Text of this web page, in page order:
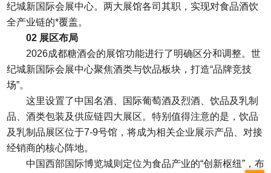
纪城新国际会展中心。两大展馆各司其职，实现对食品酒饮
全产业链的*覆盖。
02 展区布局
2026成都糖酒会的展馆功能进行了明确区分和调整。世
纪城新国际会展中心聚焦酒类与饮品板块，打造“品牌竞技
场”。
这里设置了中国名酒、国际葡萄酒及烈酒、饮品及乳制
品、酒类包装及供应链四大展区。特别值得注意的是，饮品
及乳制品展区位于7-9号馆，将成为相关企业展示产品、对接
经销商的核心阵地。
中国西部国际博览城则定位为食品产业的“创新枢纽”，布